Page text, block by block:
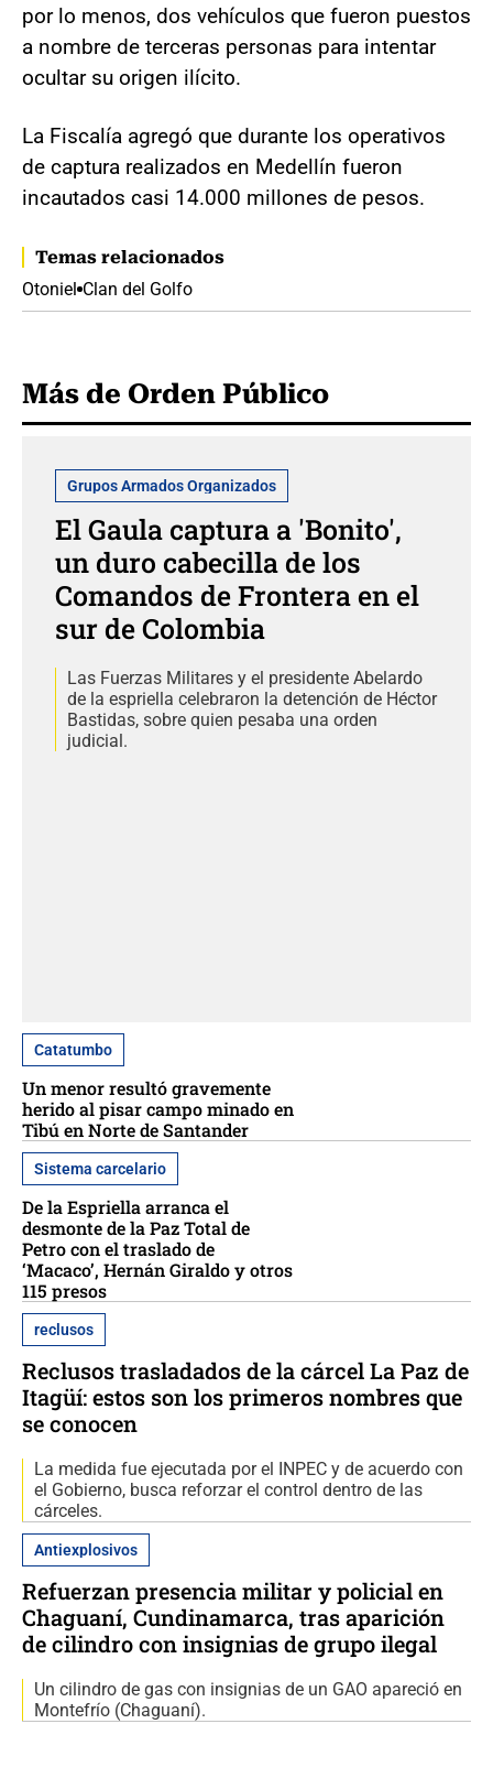
por lo menos, dos vehículos que fueron puestos
a nombre de terceras personas para intentar
ocultar su origen ilícito.
La Fiscalía agregó que durante los operativos
de captura realizados en Medellín fueron
incautados casi 14.000 millones de pesos.
Temas relacionados
Otoniel Clan del Golfo
Más de Orden Público
Grupos Armados Organizados
El Gaula captura a 'Bonito',
un duro cabecilla de los
Comandos de Frontera en el
sur de Colombia
Las Fuerzas Militares y el presidente Abelardo
de la espriella celebraron la detención de Héctor
Bastidas, sobre quien pesaba una orden
judicial.
Catatumbo
Un menor resultó gravemente
herido al pisar campo minado en
Tibú en Norte de Santander
Sistema carcelario
De la Espriella arranca el
desmonte de la Paz Total de
Petro con el traslado de
‘Macaco’, Hernán Giraldo y otros
115 presos
reclusos
Reclusos trasladados de la cárcel La Paz de
Itagüí: estos son los primeros nombres que
se conocen
La medida fue ejecutada por el INPEC y de acuerdo con
el Gobierno, busca reforzar el control dentro de las
cárceles.
Antiexplosivos
Refuerzan presencia militar y policial en
Chaguaní, Cundinamarca, tras aparición
de cilindro con insignias de grupo ilegal
Un cilindro de gas con insignias de un GAO apareció en
Montefrío (Chaguaní).